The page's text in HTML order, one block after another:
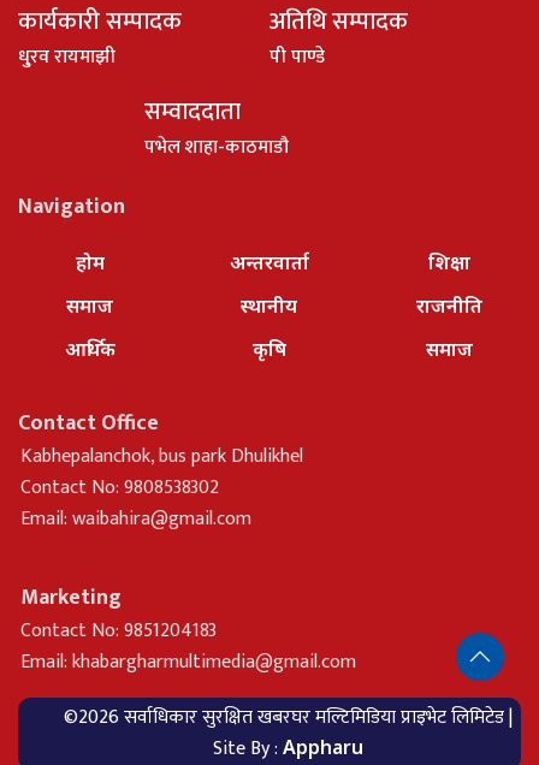
कार्यकारी सम्पादक
धु्रव रायमाझी
अतिथि सम्पादक
पी पाण्डे
सम्वाददाता
पभेल शाहा-काठमाडौ
Navigation
होम
समाज
आर्थिक
अन्तरवार्ता
स्थानीय
कृषि
शिक्षा
राजनीति
समाज
Contact Office
Kabhepalanchok, bus park Dhulikhel
Contact No: 9808538302
Email:waibahira@gmail.com
Marketing
Contact No: 9851204183
Email:khabargharmultimedia@gmail.com
©2026 सर्वाधिकार सुरक्षित खबरघर मल्टिमिडिया प्राइभेट लिमिटेड |
Site By : Appharu